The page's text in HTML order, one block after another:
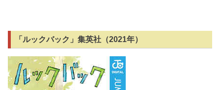
「ルックバック」集英社（2021年）